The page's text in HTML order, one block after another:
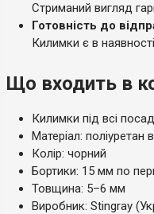
Стриманий вигляд
Готовність до
Килимки є в
Що входить в
Килимки під всі
Матеріал: поліуретан
Колір: чорний
Бортики: 15 мм по
Товщина: 5–6 мм
Виробник: Stingray